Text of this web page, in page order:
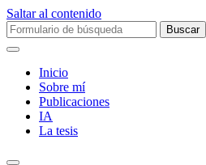
Saltar al contenido
Buscar:
Inicio
Sobre mí­
Publicaciones
IA
La tesis